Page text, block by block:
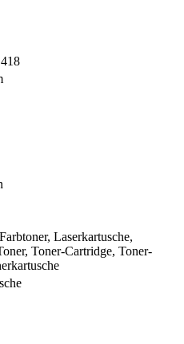
Laserkartusche,
Toner-Cartridge, Toner-